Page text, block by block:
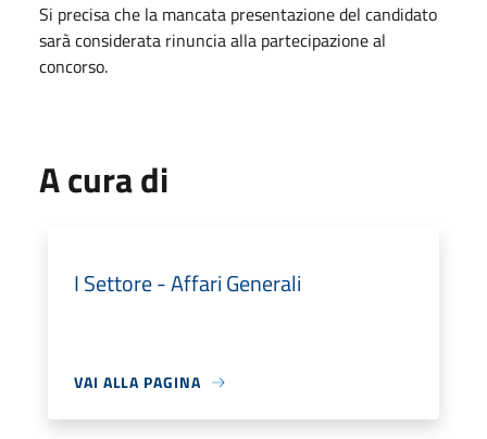
Si precisa che la mancata presentazione del candidato
sarà considerata rinuncia alla partecipazione al
concorso.
A cura di
I Settore - Affari Generali
VAI ALLA PAGINA